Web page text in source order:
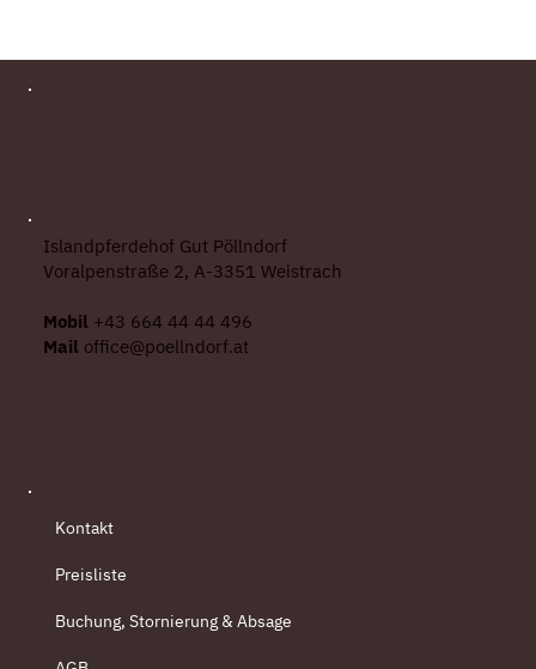
Islandpferdehof Gut Pöllndorf
Voralpenstraße 2, A-3351 Weistrach
Mobil +43 664 44 44 496
Mail office@poellndorf.at
Kontakt
Preisliste
Buchung, Stornierung & Absage